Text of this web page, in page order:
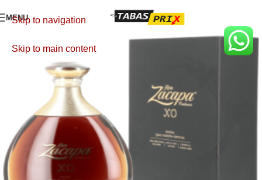
Skip to navigation
Skip to main content
MENU